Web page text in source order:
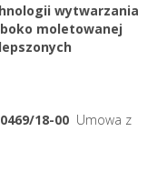
wytwarzania
moletowanej
18-00 Umowa z